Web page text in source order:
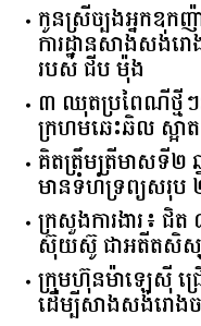
កូនស្រីច្បងអ្នកឧកញ៉
ការដ្ឋានសាងសង់រ
របស់ ជីប ម៉ុង
៣ ឈុតប្រពៃណីថ្មី
ក្រហមឆេះឆិល ស្អ
គិត​ត្រឹមត្រីមាស​ទី​២​ ​ឆ្
មាន​ទំហំ​ទ្រព្យ​សរុប​
ក្រសួង​ការងារ​៖ ​ជិត​
ស៊ុយ​ស៊ូ ​ជា​អតីត​សិស្
ក្រុមហ៊ុន​ម៉ាឡេស៊ី ជ្
ដើម្បីសាងសង់រោ